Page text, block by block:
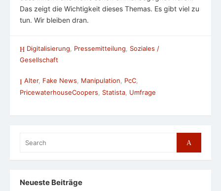
Das zeigt die Wichtigkeit dieses Themas. Es gibt viel zu
tun. Wir bleiben dran.
Digitalisierung Pressemitteilung
Soziales /
Gesellschaft
Alter, Fake News, Manipulation, PcC,
PricewaterhouseCoopers
Statista Umfrage
for:
Search
Neueste Beiträge